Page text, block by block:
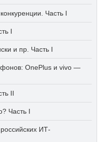
Часть I
I
и пр. Часть I
OnePlus и vivo —
II
Часть I
ИТ-